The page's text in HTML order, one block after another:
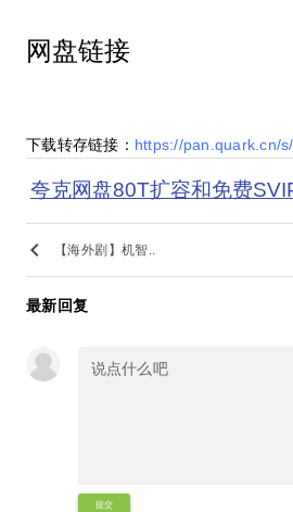
网盘链接
下载转存链接： https://pan.quark.cn/
夸克网盘80T扩容和免费
keyboard_arrow_left 【海外剧】机智..
最新回复
提交